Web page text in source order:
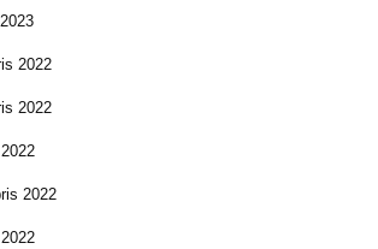
2022
2022
2022